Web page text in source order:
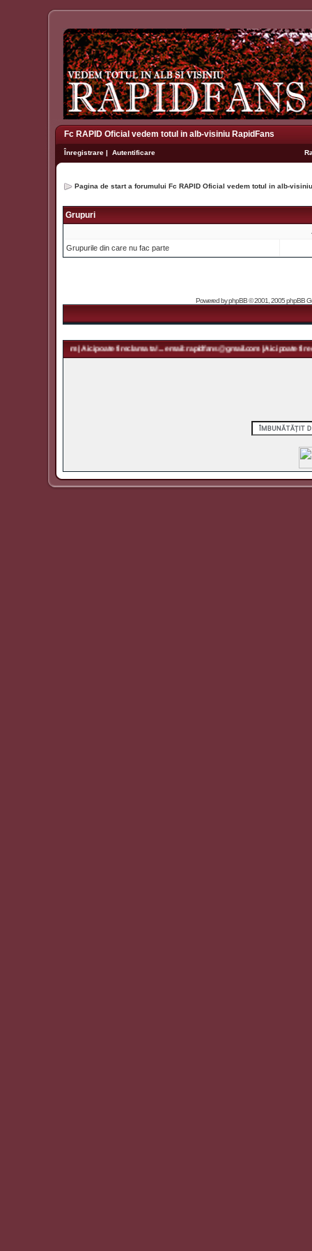
Fc RAPID Oficial vedem totul in alb-visiniu RapidFans
Înregistrare | Autentificare
Pagina de start a forumului Fc RAPID Oficial vedem totul in alb-
Grupuri
Grupurile din care nu fac parte
Powered byphpBB© 2001, 2005 phpBB
| Aici poate fi reclama ta! ... email: rapidfans@gmail.com | Aici poate fi